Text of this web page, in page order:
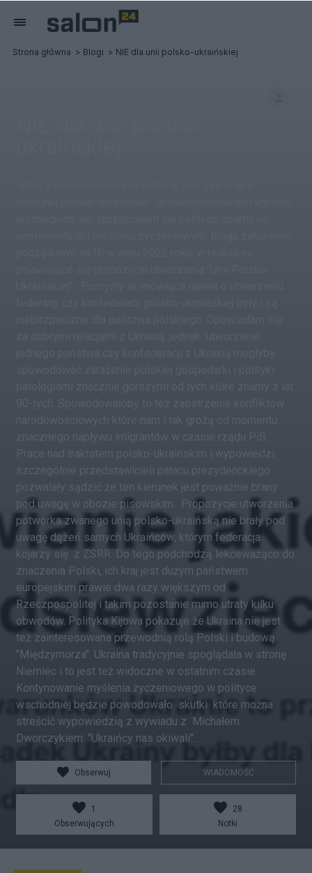
Strona główna Blogi NIE dla unii polsko-ukraińskiej
pozwalały sądzić że ten kierunek jest poważnie brany
pod uwagę w obozie pisowskim. Propozycje utworzenia
potworka zwanego unią polsko-ukraińską nie brały pod
uwagę dążeń samych Ukraińców, którym federacja
kojarzy się z ZSRR. Do tego podchodzą lekceważąco do
znaczenia Polski, ich kraj jest dużym państwem
europejskim prawie dwa razy większym od
Rzeczpospolitej i takim pozostanie mimo utraty kilku
obwodów. Polityka Kijowa pokazuje że Ukraina nie jest
też zainteresowana przewodnią rolą Polski i budową
"Międzymorza". Ukraina tradycyjnie spoglądała w stronę
Niemiec i to jest też widoczne w ostatnim czasie.
Kontynowanie myślenia życzeniowego w polityce
wschodniej będzie powodowało skutki które można
streścić wypowiedzią z wywiadu z Michałem
Dworczykiem: "Ukraińcy nas okiwali"...
Obserwuj WIADOMOŚĆ
1
Obserwujących
28
Notki